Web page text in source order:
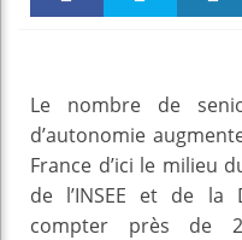
Le nombre de
d’autonomie
France d’ici le milieu
de l’INSEE et de la
compter près de